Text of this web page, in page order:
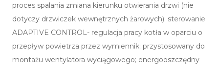
proces spalania zmiana kierunku otwierania drzwi (nie
dotyczy drzwiczek wewnętrznych żarowych); sterowanie
ADAPTIVE CONTROL- regulacja pracy kotła w oparciu o
przepływ powietrza przez wymiennik; przystosowany do
montażu wentylatora wyciągowego; energooszczędny